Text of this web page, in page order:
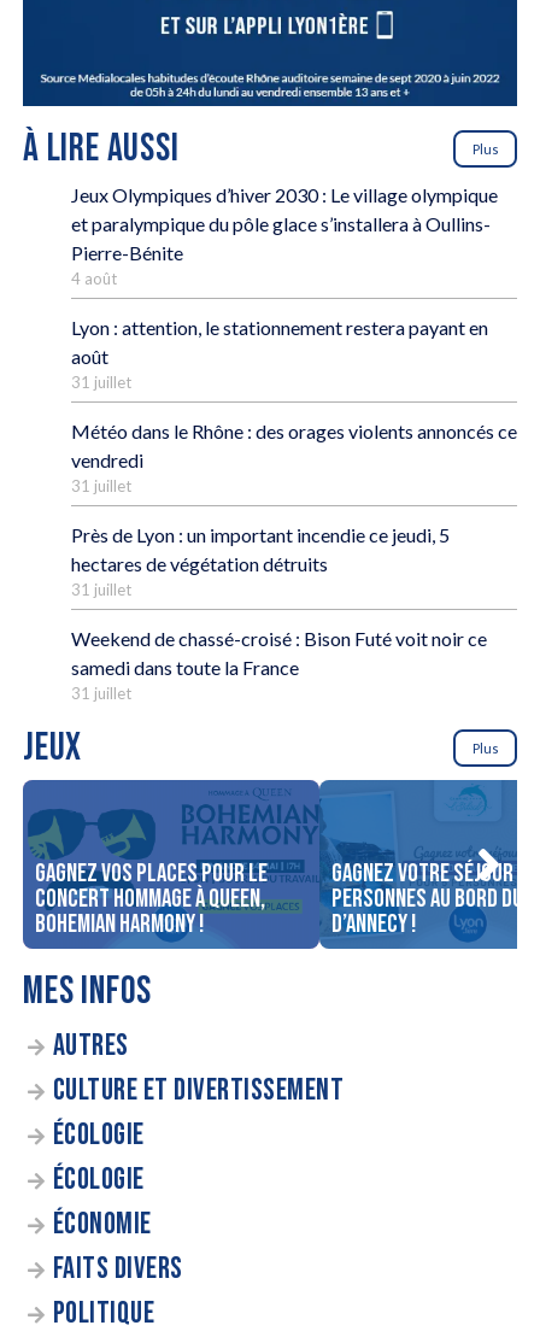
À LIRE AUSSI Plus
Jeux Olympiques d’hiver 2030 : Le village olympique
et paralympique du pôle glace s’installera à Oullins-
Pierre-Bénite
4 août
Lyon : attention, le stationnement restera payant en
août
31 juillet
Météo dans le Rhône : des orages violents annoncés ce
vendredi
31 juillet
Près de Lyon : un important incendie ce jeudi, 5
hectares de végétation détruits
31 juillet
Weekend de chassé-croisé : Bison Futé voit noir ce
samedi dans toute la France
31 juillet
JEUX Plus
Gagnez vos places pour le
concert Hommage à Queen,
Bohemian Harmony !
Gagnez votre séjour
personnes au bord du
d’Annecy !
MES INFOS
AUTRES
CULTURE ET DIVERTISSEMENT
ÉCOLOGIE
ÉCOLOGIE
ÉCONOMIE
FAITS DIVERS
POLITIQUE